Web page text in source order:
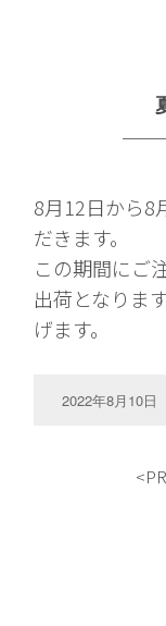
8月12日から8
だきます。
この期間にご
出荷となりま
げます。
2022年8月10日
<